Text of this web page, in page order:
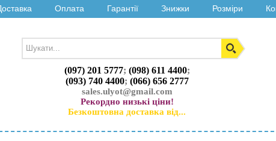
Оплата Гарантії Знижки Розміри
(097) 201 5777; (098) 611 4400;
(093) 740 4400; (066) 656 2777
sales.ulyot@gmail.com
Рекордно низькі ціни!
Безкоштовна доставка від...